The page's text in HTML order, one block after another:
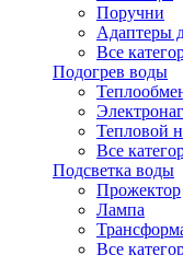
Поручни
Адаптеры
Все
Подогрев воды
Тепловой
Все
Подсветка воды
Прожектор
Лампа
Все